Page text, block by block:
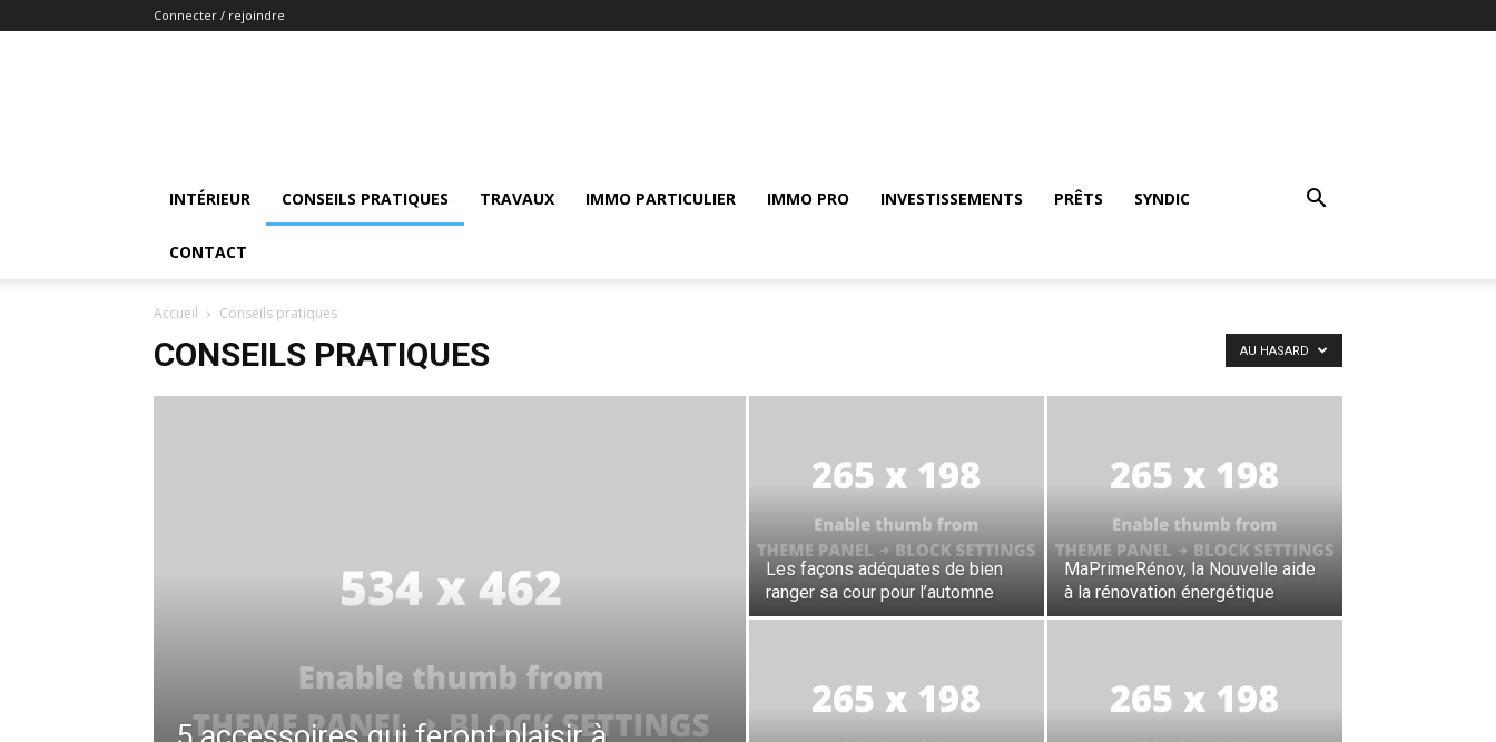
Connecter / rejoindre
INTÉRIEUR CONSEILS PRATIQUES TRAVAUX IMMO PARTICULIER IMMO PRO INVESTISSEMENTS PRÊTS SYNDIC
CONTACT
Accueil Conseils pratiques
CONSEILS PRATIQUES AU HASARD
Les façons adéquates de bien
ranger sa cour pour l’automne
MaPrimeRénov, la Nouvelle aide
à la rénovation énergétique